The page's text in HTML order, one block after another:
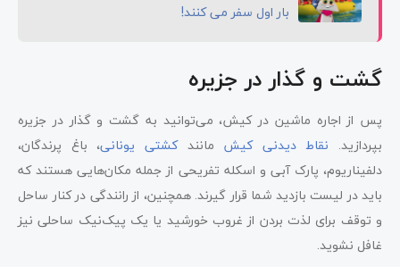
بار اول سفر می کنند!
گشت و گذار در جزیره
پس از اجاره ماشین در کیش، می‌توانید به گشت و گذار در جزیره
بپردازید. نقاط دیدنی کیش مانندکشتی یونانی، باغ پرندگان،
دلفیناریوم، پارک آبی و اسکله تفریحی از جمله مکان‌هایی هستند که
باید در لیست بازدید شما قرار گیرند. همچنین، از رانندگی در کنار ساحل
و توقف برای لذت بردن از غروب خورشید یا یک پیک‌نیک ساحلی نیز
غافل نشوید.